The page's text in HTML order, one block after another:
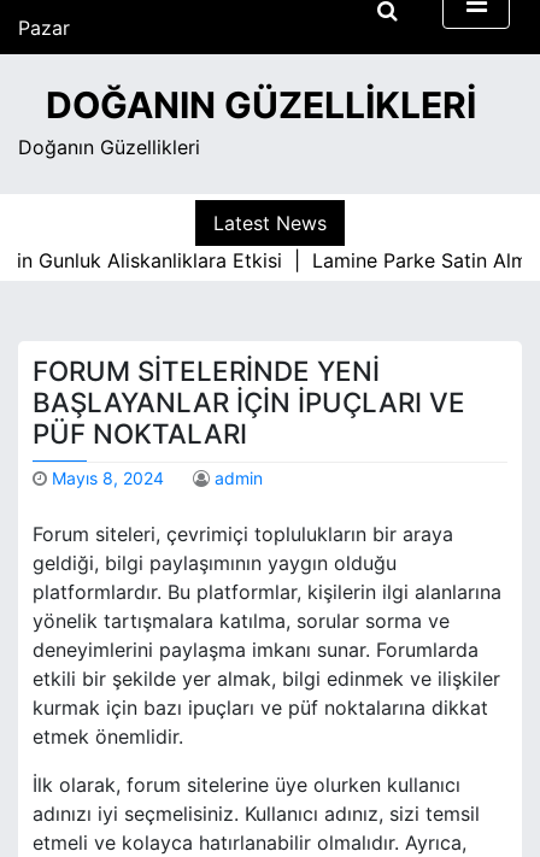
Pazar
Ağustos 9, 2026
12:09 am
DOĞANIN GÜZELLIKLERI
Doğanın Güzellikleri
Latest News
Gunluk Aliskanliklara Etkisi | Lamine Parke Satin
FORUM SITELERINDE YENI
BAŞLAYANLAR İÇIN İPUÇLARI VE
PÜF NOKTALARI
Mayıs 8, 2024 admin
Forum siteleri, çevrimiçi toplulukların bir araya
geldiği, bilgi paylaşımının yaygın olduğu
platformlardır. Bu platformlar, kişilerin ilgi alanlarına
yönelik tartışmalara katılma, sorular sorma ve
deneyimlerini paylaşma imkanı sunar. Forumlarda
etkili bir şekilde yer almak, bilgi edinmek ve ilişkiler
kurmak için bazı ipuçları ve püf noktalarına dikkat
etmek önemlidir.
İlk olarak, forum sitelerine üye olurken kullanıcı
adınızı iyi seçmelisiniz. Kullanıcı adınız, sizi temsil
etmeli ve kolayca hatırlanabilir olmalıdır. Ayrıca,